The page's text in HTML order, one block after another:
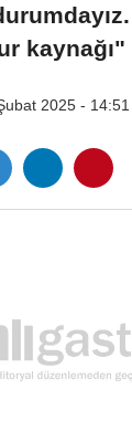
kaynağı"
2025 - 14:51